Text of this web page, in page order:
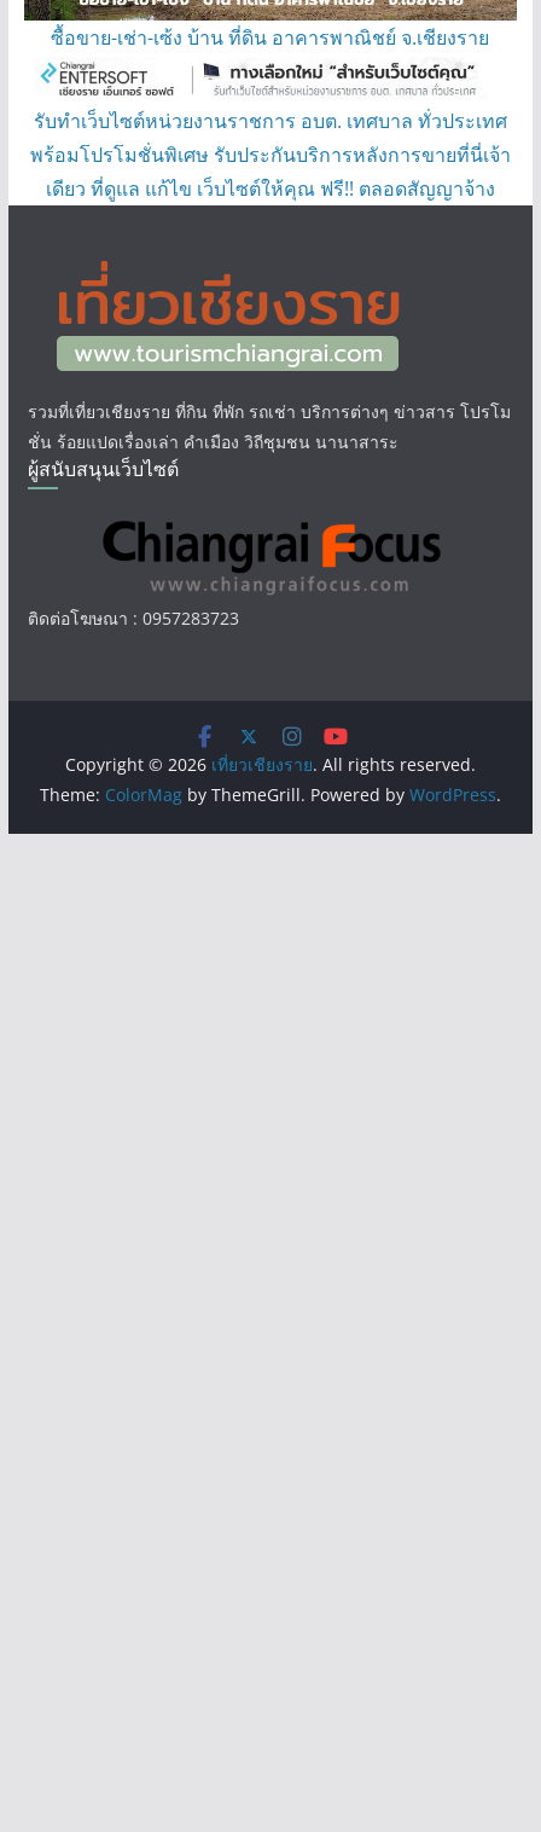
ซื้อขาย-เช่า-เซ้ง บ้าน ที่ดิน อาคารพาณิชย์ จ.เชียงราย
รับทำเว็บไซต์หน่วยงานราชการ อบต. เทศบาล ทั่วประเทศ
พร้อมโปรโมชั่นพิเศษ รับประกันบริการหลังการขายที่นี่เจ้า
เดียว ที่ดูแล แก้ไข เว็บไซต์ให้คุณ ฟรี!! ตลอดสัญญาจ้าง
รวมที่เที่ยวเชียงราย ที่กิน ที่พัก รถเช่า บริการต่างๆ ข่าวสาร โปรโม
ชั่น ร้อยแปดเรื่องเล่า คำเมือง วิถีชุมชน นานาสาระ
ผู้สนับสนุนเว็บไซต์
ติดต่อโฆษณา : 0957283723
Copyright © 2026 เที่ยวเชียงราย. All rights reserved.
Theme: ColorMagby ThemeGrill. Powered by WordPress.